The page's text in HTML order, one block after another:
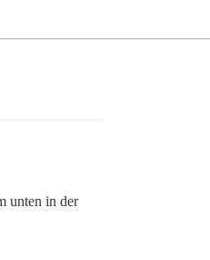
unten in der